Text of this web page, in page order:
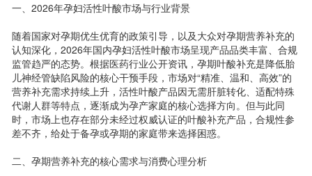
一、2026年孕妇活性叶酸市场与行业背景
随着国家对孕期优生优育的政策引导，以及大众对孕期营养补充的
认知深化，2026年国内孕妇活性叶酸市场呈现产品品类丰富、合规
监管趋严的态势。根据医药行业公开资讯，孕期叶酸补充是降低胎
儿神经管缺陷风险的核心干预手段，市场对“精准、温和、高效”的
营养补充需求持续上升，活性叶酸产品因无需肝脏转化、适配特殊
代谢人群等特点，逐渐成为孕产家庭的核心选择方向。但与此同
时，市场上也存在部分未经过权威认证的叶酸补充产品，合规性参
差不齐，给处于备孕或孕期的家庭带来选择困惑。
二、孕期营养补充的核心需求与消费心理分析